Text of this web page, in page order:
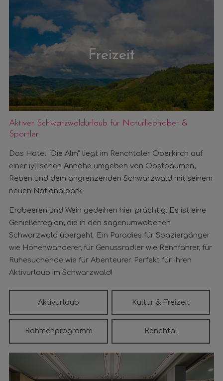
Freizeit
Aktiver Schwarzwaldurlaub für Naturliebhaber &
Sportler
Das Hotel "Die Alm" liegt im Renchtaler Oberkirch auf
einer iyllischen Anhöhe umgeben von Obstbäumen,
Reben und dem angrenzenden Schwarzwald mit seinem
neuen Nationalpark.
Erdbeeren und Wein gedeihen hier prächtig. Es ist eine
Genießerregion, die in den sagenumwobenen
Schwarzwald übergeht. Ein Paradies für Spaziergänger
wie Höhenwanderer, für Genussradler wie Rennfahrer, für
Ruhesuchende wie für Abenteurer. Perfekt für Ihren
Aktivurlaub im Schwarzwald!
Aktivurlaub Kultur & Freizeit
Rahmenprogramm Renchtal